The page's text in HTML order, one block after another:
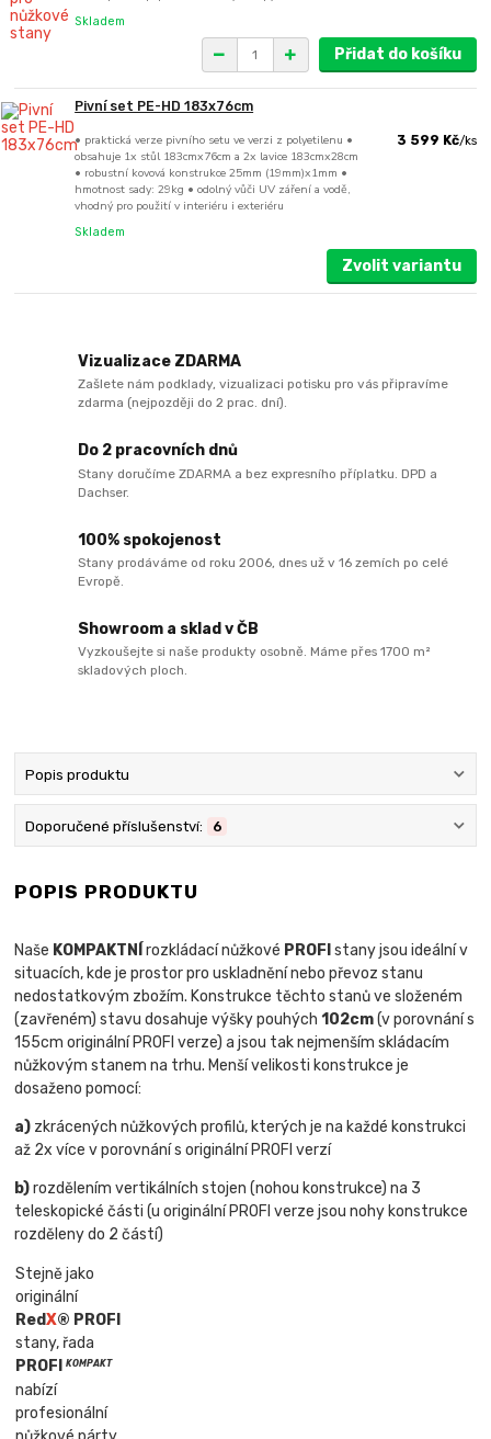
Skladem
Přidat do košíku
Pivní set PE-HD 183x76cm
• praktická verze pivního setu ve verzi z polyetilenu •
obsahuje 1x stůl 183cmx76cm a 2x lavice 183cmx28cm
• robustní kovová konstrukce 25mm (19mm)x1mm •
hmotnost sady: 29kg • odolný vůči UV záření a vodě,
vhodný pro použití v interiéru i exteriéru
3 599 Kč/ks
Skladem
Zvolit variantu
Vizualizace ZDARMA
Zašlete nám podklady, vizualizaci potisku pro vás připravíme
zdarma (nejpozději do 2 prac. dní).
Do 2 pracovních dnů
Stany doručíme ZDARMA a bez expresního příplatku. DPD a
Dachser.
100% spokojenost
Stany prodáváme od roku 2006, dnes už v 16 zemích po celé
Evropě.
Showroom a sklad v ČB
Vyzkoušejte si naše produkty osobně. Máme přes 1700 m²
skladových ploch.
Popis produktu
Doporučené příslušenství: 6
POPIS PRODUKTU
Naše KOMPAKTNÍ rozkládací nůžkové PROFI stany jsou ideální v
situacích, kde je prostor pro uskladnění nebo převoz stanu
nedostatkovým zbožím. Konstrukce těchto stanů ve složeném
(zavřeném) stavu dosahuje výšky pouhých102cm(v porovnání s
155cm originální PROFI verze) a jsou tak nejmenším skládacím
nůžkovým stanem na trhu. Menší velikosti konstrukce je
dosaženo pomocí:
a) zkrácených nůžkových profilů, kterých je na každé konstrukci
až 2x více v porovnání s originální PROFI verzí
b)rozdělením vertikálních stojen (nohou konstrukce) na 3
teleskopické části (u originální PROFI verze jsou nohy konstrukce
rozděleny do 2 částí)
Stejně jako
originální
RedX® PROFI
stany, řada
PROFIKOMPAKT
nabízí
profesionální